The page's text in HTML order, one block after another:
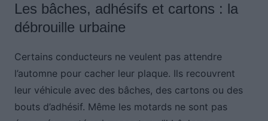
Les bâches, adhésifs et cartons : la
débrouille urbaine
Certains conducteurs ne veulent pas attendre
l’automne pour cacher leur plaque. Ils recouvrent
leur véhicule avec des bâches, des cartons ou des
bouts d’adhésif. Même les motards ne sont pas